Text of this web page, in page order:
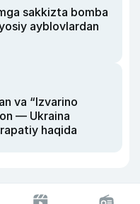
sakkizta bomba
ayblovlardan
va “Izvarino
— Ukraina
haqida